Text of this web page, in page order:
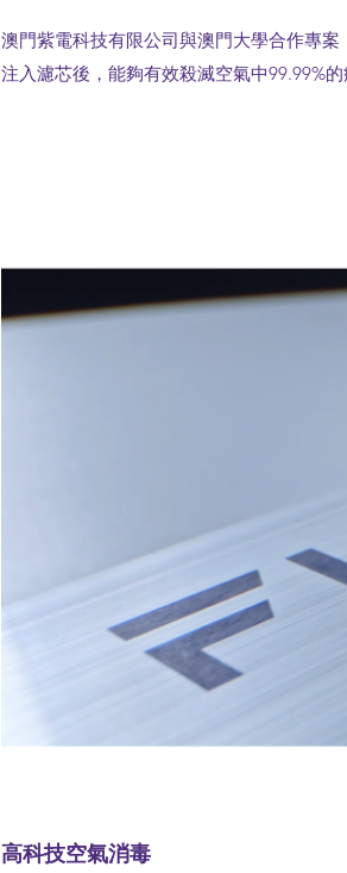
澳門紫電科技有限公司與澳門大學合作專
注入濾芯後，能夠有效殺滅空氣中99.99%
高科技空氣消毒